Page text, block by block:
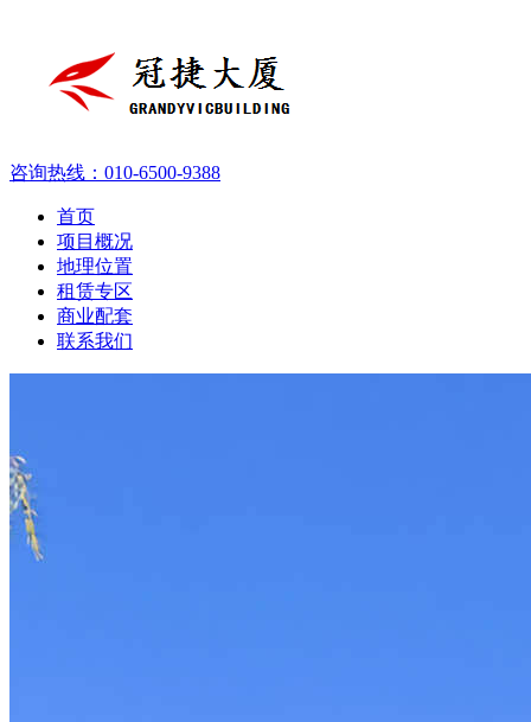
咨询热线： 010-6500-9388
首页
项目概况
地理位置
租赁专区
商业配套
联系我们